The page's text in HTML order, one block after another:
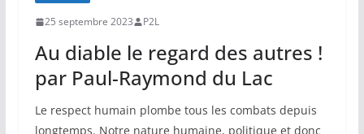
25 septembre 2023 P2L
Au diable le regard des autres !
par Paul-Raymond du Lac
Le respect humain plombe tous les combats depuis
longtemps. Notre nature humaine, politique et donc